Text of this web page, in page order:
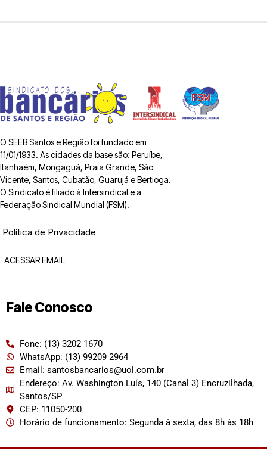
O SEEB Santos e Região foi fundado em
11/01/1933. As cidades da base são: Peruíbe,
Itanhaém, Mongaguá, Praia Grande, São
Vicente, Santos, Cubatão, Guarujá e Bertioga.
O Sindicato é filiado à Intersindical e a
Federação Sindical Mundial (FSM).
Política de Privacidade
ACESSAR EMAIL
Fale Conosco
Fone: (13) 3202 1670
WhatsApp: (13) 99209 2964
Email: santosbancarios@uol.com.br
Endereço: Av. Washington Luís, 140 (Canal 3) Encruzilhada,
Santos/SP
CEP: 11050-200
Horário de funcionamento: Segunda à sexta, das 8h às 18h